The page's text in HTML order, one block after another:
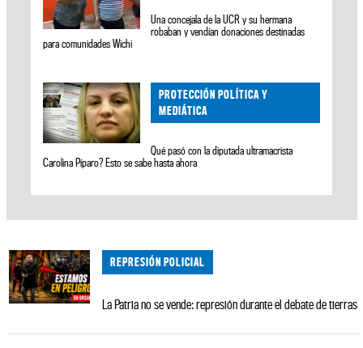
Una concejala de la UCR y su hermana
robaban y vendían donaciones destinadas
para comunidades Wichi
PROTECCIÓN POLÍTICA Y
MEDIÁTICA
Qué pasó con la diputada ultramacrista
Carolina Píparo? Esto se sabe hasta ahora
REPRESIÓN POLICIAL
La Patria no se vende: represión durante el debate de tierras